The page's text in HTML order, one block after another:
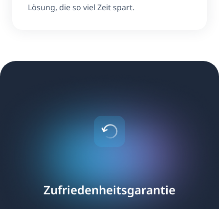
Lösung, die so viel Zeit spart.
Zufriedenheitsgarantie